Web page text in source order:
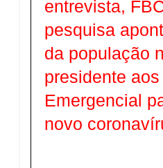
entrevista,
pesquisa
da população
presidente
Emergencial
novo